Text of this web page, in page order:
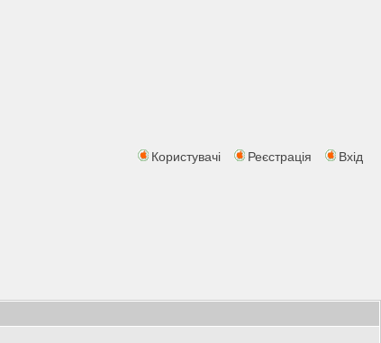
Користувачі Реєстрація Вхід